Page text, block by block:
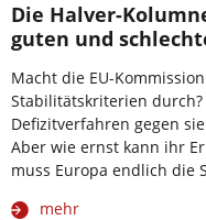
Die Halver-
guten und
Macht die EU-
Stabilitätskriterien
Defizitverfahren gegen
Aber wie ernst kann ihr
muss Europa endlich die
mehr